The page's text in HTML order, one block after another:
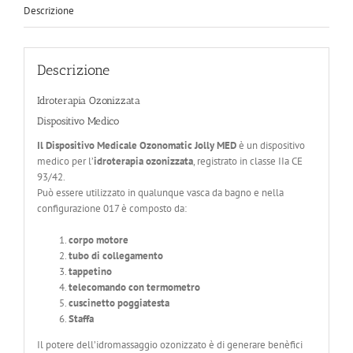
Descrizione
Descrizione
Idroterapia Ozonizzata
Dispositivo Medico
Il Dispositivo Medicale Ozonomatic Jolly MEDè un dispositivo
medico per l’idroterapia ozonizzata, registrato in classe IIa CE
93/42.
Può essere utilizzato in qualunque vasca da bagno e nella
configurazione 017 è composto da:
corpo motore
tubo di collegamento
tappetino
telecomando con termometro
cuscinetto poggiatesta
Staffa
Il potere dell’idromassaggio ozonizzato è di generare benèfici